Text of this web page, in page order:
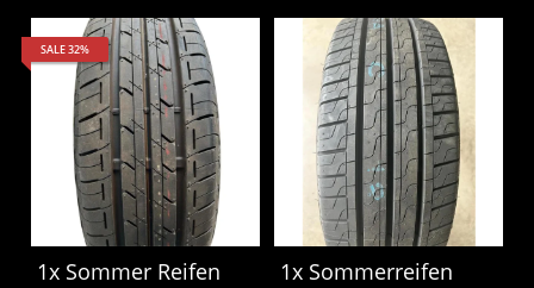
SALE 32%
1x Sommer Reifen
1x Sommerreifen